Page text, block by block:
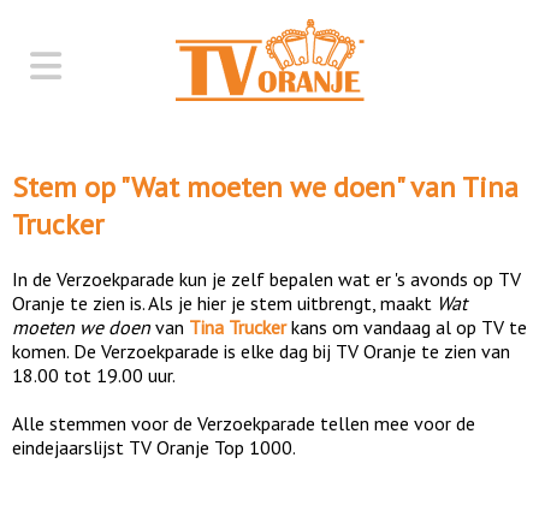
Stem op "Wat moeten we doen" van Tina
Trucker
In de Verzoekparade kun je zelf bepalen wat er 's avonds op TV
Oranje te zien is. Als je hier je stem uitbrengt, maakt Wat
moeten we doen van Tina Truckerkans om vandaag al op TV te
komen. De Verzoekparade is elke dag bij TV Oranje te zien van
18.00 tot 19.00 uur.
Alle stemmen voor de Verzoekparade tellen mee voor de
eindejaarslijst TV Oranje Top 1000.